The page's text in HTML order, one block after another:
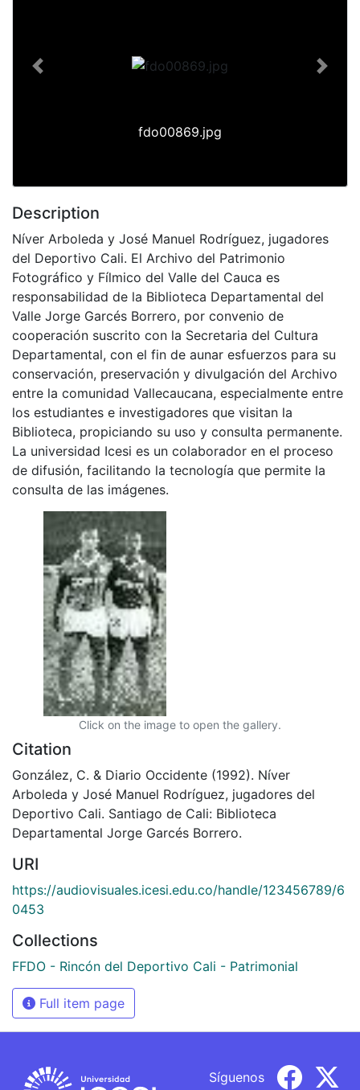
fdo00869.jpg
Previous Next
Description
Níver Arboleda y José Manuel Rodríguez, jugadores
del Deportivo Cali. El Archivo del Patrimonio
Fotográfico y Fílmico del Valle del Cauca es
responsabilidad de la Biblioteca Departamental del
Valle Jorge Garcés Borrero, por convenio de
cooperación suscrito con la Secretaria del Cultura
Departamental, con el fin de aunar esfuerzos para su
conservación, preservación y divulgación del Archivo
entre la comunidad Vallecaucana, especialmente entre
los estudiantes e investigadores que visitan la
Biblioteca, propiciando su uso y consulta permanente.
La universidad Icesi es un colaborador en el proceso
de difusión, facilitando la tecnología que permite la
consulta de las imágenes.
Click on the image to open the gallery.
Citation
González, C. & Diario Occidente (1992). Níver
Arboleda y José Manuel Rodríguez, jugadores del
Deportivo Cali. Santiago de Cali: Biblioteca
Departamental Jorge Garcés Borrero.
URI
https://audiovisuales.icesi.edu.co/handle/123456789/6
0453
Collections
FFDO - Rincón del Deportivo Cali - Patrimonial
Full item page
Síguenos